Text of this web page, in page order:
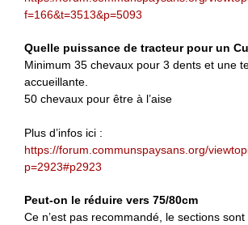
f=166&t=3513&p=5093
Quelle puissance de tracteur pour un
Minimum 35 chevaux pour 3 dents et une
accueillante.
50 chevaux pour être à l’aise
Plus d’infos ici :
https://forum.communspaysans.org/
p=2923#p2923
Peut-on le réduire vers 75/80cm
Ce n’est pas recommandé, le sections